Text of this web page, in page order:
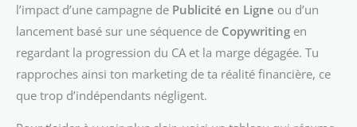
l’impact d’une campagne de Publicité en Ligne ou d’un
lancement basé sur une séquence de Copywriting en
regardant la progression du CA et la marge dégagée. Tu
rapproches ainsi ton marketing de ta réalité financière, ce
que trop d’indépendants négligent.